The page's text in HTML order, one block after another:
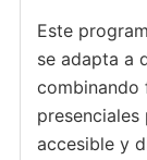
Este
se adapta a
combinando
accesible y